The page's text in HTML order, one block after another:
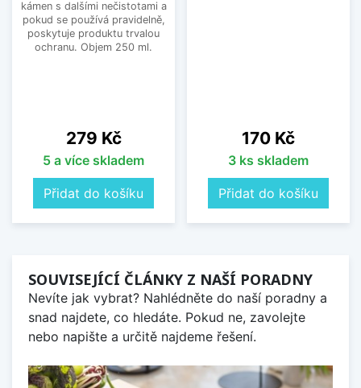
kámen s dalšími nečistotami a
pokud se používá pravidelně,
poskytuje produktu trvalou
ochranu. Objem 250 ml.
Cena
279 Kč
5 a více skladem
Přidat do košíku
Cena
170 Kč
3 ks skladem
Přidat do košíku
SOUVISEJÍCÍ ČLÁNKY Z NAŠÍ PORADNY
Nevíte jak vybrat? Nahlédněte do naší poradny a
snad najdete, co hledáte. Pokud ne, zavolejte
nebo napište a určitě najdeme řešení.